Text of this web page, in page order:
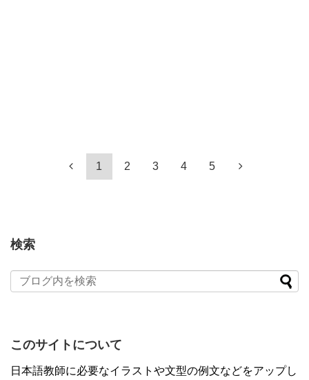
1 2 3 4 5
検索
このサイトについて
日本語教師に必要なイラストや文型の例文などをアップし